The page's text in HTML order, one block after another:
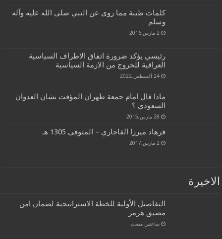
كلمات طيبة مما روى عن النبي صلى الله عليه وآله
وسلم
2 مارس,2016
رئيسي يؤكد ضرورة اتفاق الاطراف السياسية
العراقية للخروج من الازمة السياسية
24 أغسطس,2022
ماذا قال امام جمعة طهران المؤقت بشان العدوان
السعودي ؟
28 مارس,2015
فرهاد ميرزا القاجاري – المتوفى 1305 هـ
2 مارس,2017
الاخيرة
التفاصيل الأولية للخطة الاستراتيجية لضمان امن
مضيق هرمز
‏ساعتين مضت